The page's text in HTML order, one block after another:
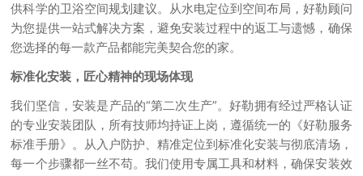
供科学的卫浴空间规划建议。从水电定位到空间布局，好勒顾问
为您提供一站式解决方案，避免安装过程中的返工与遗憾，确保
您选择的每一款产品都能完美契合您的家。
标准化安装，匠心精神的现场体现
我们坚信，安装是产品的“第二次生产”。好勒拥有经过严格认证
的专业安装团队，所有技师均持证上岗，遵循统一的《好勒服务
标准手册》。从入户防护、精准定位到标准化安装与彻底清场，
每一个步骤都一丝不苟。我们使用专属工具和材料，确保安装效